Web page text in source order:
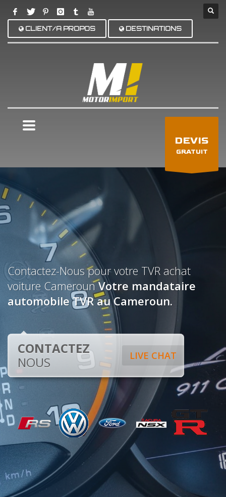
CLIENT/A PROPOS DESTINATIONS
DEVIS
GRATUIT
Contactez-Nous pour votre TVR achat
voiture CamerounVotre mandataire
automobile TVR au Cameroun.
LIVE CHAT
CONTACTEZ
NOUS